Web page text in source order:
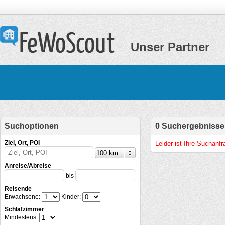
Unser Partner
Suchoptionen
Ziel, Ort, POI
Anreise/Abreise
bis
Reisende
Erwachsene:
Kinder:
Schlafzimmer
Mindestens:
0 Suchergebnisse
Leider ist Ihre